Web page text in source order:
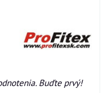
Buďte prvý!